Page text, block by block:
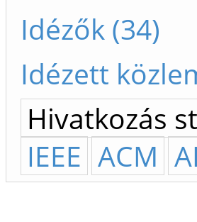
Idézők (34)
Idézett
Hivatkozás
IEEE ACM